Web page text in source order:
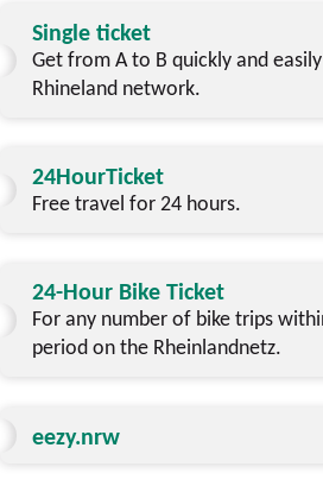
Single ticket
Get from A to B quickly and
Rhineland network.
24HourTicket
Free travel for 24 hours.
24-Hour Bike Ticket
For any number of bike trips
period on the Rheinlandnetz.
eezy.nrw